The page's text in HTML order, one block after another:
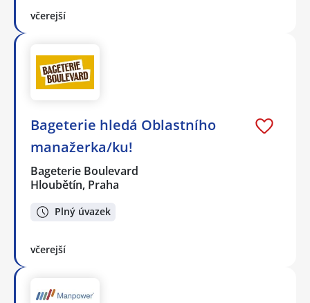
včerejší
Bageterie hledá Oblastního
manažerka/ku!
Bageterie Boulevard
Hloubětín, Praha
Plný úvazek
včerejší